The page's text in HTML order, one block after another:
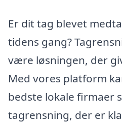
Er dit tag blevet
tidens gang?
være løsningen, der
Med vores platform
bedste lokale firmaer
tagrensning, der er